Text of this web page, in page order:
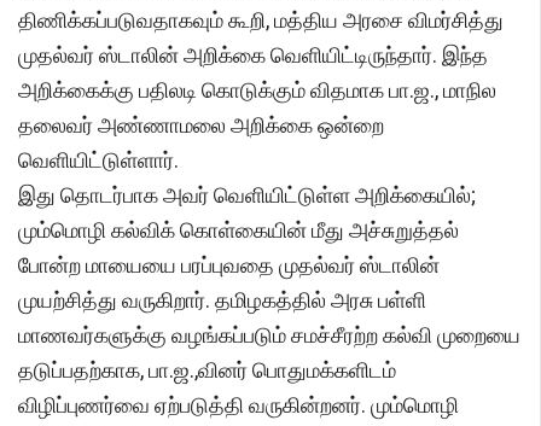
திணிக்கப்படுவதாகவும் கூறி, மத்திய அரசை விமர்சித்து
முதல்வர் ஸ்டாலின் அறிக்கை வெளியிட்டிருந்தார். இந்த
அறிக்கைக்கு பதிலடி கொடுக்கும் விதமாக பா.ஜ., மாநில
தலைவர் அண்ணாமலை அறிக்கை ஒன்றை
வெளியிட்டுள்ளார்.
இது தொடர்பாக அவர் வெளியிட்டுள்ள அறிக்கையில்;
மும்மொழி கல்விக் கொள்கையின் மீது அச்சுறுத்தல்
போன்ற மாயையை பரப்புவதை முதல்வர் ஸ்டாலின்
முயற்சித்து வருகிறார். தமிழகத்தில் அரசு பள்ளி
மாணவர்களுக்கு வழங்கப்படும் சமச்சீரற்ற கல்வி முறையை
தடுப்பதற்காக, பா.ஜ.,வினர் பொதுமக்களிடம்
விழிப்புணர்வை ஏற்படுத்தி வருகின்றனர். மும்மொழி